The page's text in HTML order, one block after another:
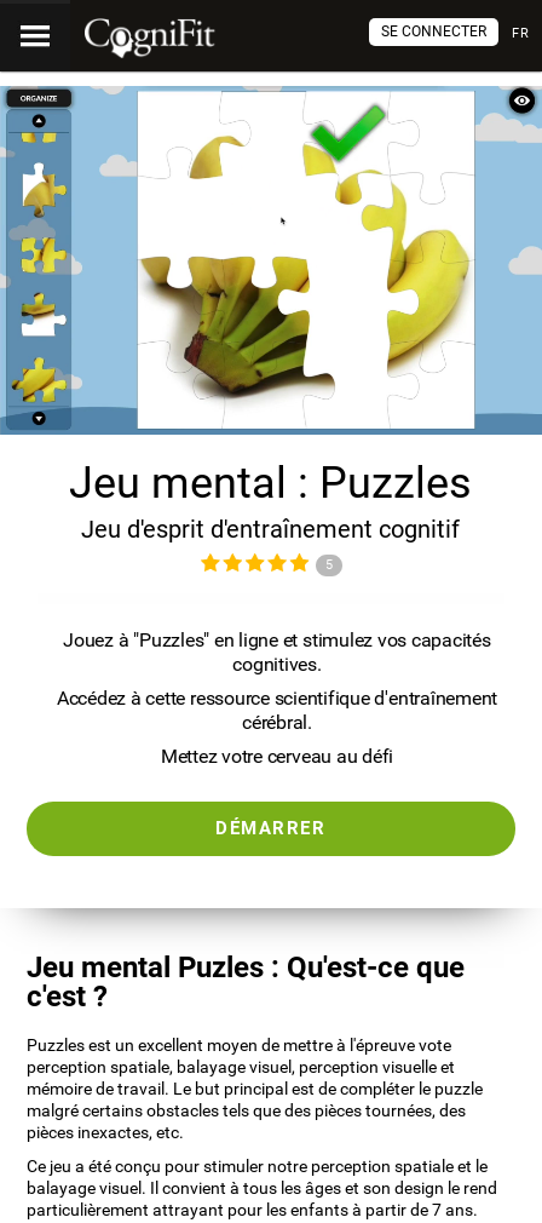
FR
SE CONNECTER
Jeu mental : Puzzles
Jeu d'esprit d'entraînement cognitif
5
Jouez à "Puzzles" en ligne et stimulez vos capacités
cognitives.
Accédez à cette ressource scientifique d'entraînement
cérébral.
Mettez votre cerveau au défi
DÉMARRER
Jeu mental Puzles : Qu'est-ce que
c'est ?
Puzzles est un excellent moyen de mettre à l'épreuve vote
perception spatiale, balayage visuel, perception visuelle et
mémoire de travail. Le but principal est de compléter le puzzle
malgré certains obstacles tels que des pièces tournées, des
pièces inexactes, etc.
Ce jeu a été conçu pour stimuler notre perception spatiale et le
balayage visuel. Il convient à tous les âges et son design le rend
particulièrement attrayant pour les enfants à partir de 7 ans.